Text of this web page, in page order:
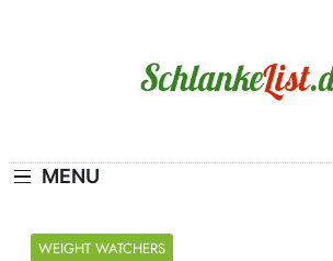
MENU
WEIGHT WATCHERS